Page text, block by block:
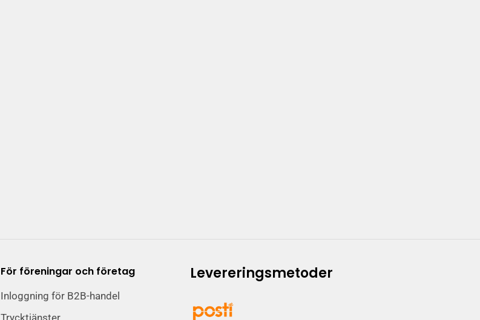
För föreningar och företag
Inloggning för B2B-handel
Trycktjänster
Levereringsmetoder